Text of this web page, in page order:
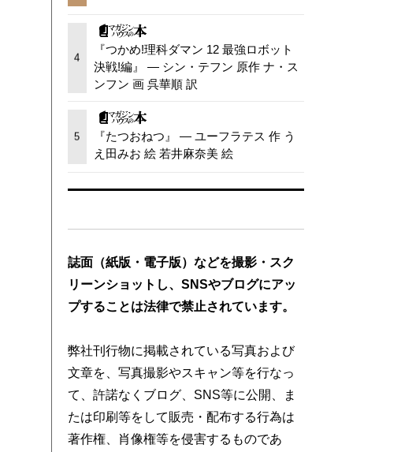
4
『つかめ!理科ダマン 12 最強ロボット
決戦!編』 — シン・テフン 原作 ナ・ス
ンフン 画 呉華順 訳
5
『たつおねつ』 — ユーフラテス 作 う
え田みお 絵 若井麻奈美 絵
誌面（紙版・電子版）などを撮影・スク
リーンショットし、SNSやブログにアッ
プすることは法律で禁止されています。
弊社刊行物に掲載されている写真および
文章を、写真撮影やスキャン等を行なっ
て、許諾なくブログ、SNS等に公開、ま
たは印刷等をして販売・配布する行為は
著作権、肖像権等を侵害するものであ